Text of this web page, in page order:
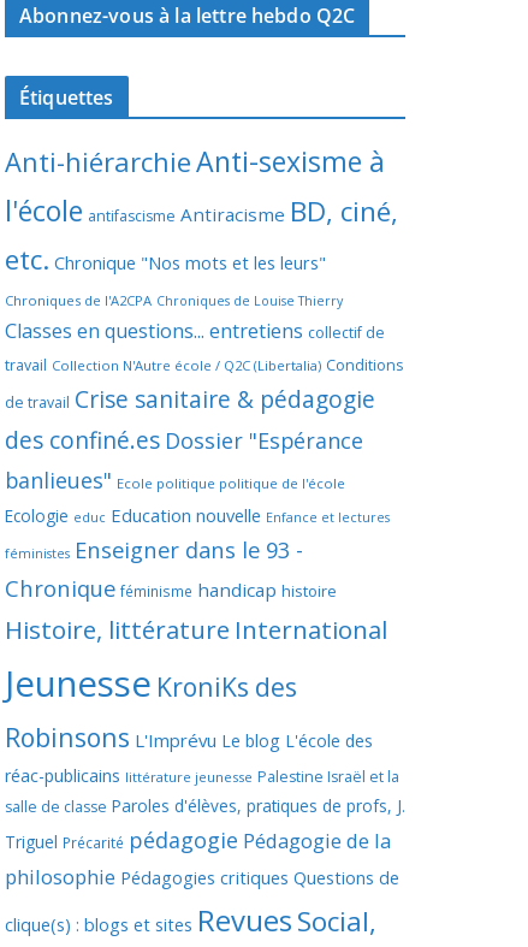
Abonnez-vous à la lettre hebdo Q2C
Étiquettes
Anti-hiérarchieAnti-sexisme à
l'école antifascisme Antiracisme BD, ciné,
etc. Chronique "Nos mots et les leurs"
Chroniques de l'A2CPA Chroniques de Louise Thierry
Classes en questions... entretiens collectif de
travail Collection N'Autre école / Q2C (Libertalia) Conditions
de travail Crise sanitaire & pédagogie
des confiné.es Dossier "Espérance
banlieues" Ecole politique politique de l'école
Ecologie educ Education nouvelle Enfance et lectures
féministes Enseigner dans le 93 -
Chronique féminisme handicap histoire
Histoire, littérature International
Jeunesse KroniKs des
Robinsons L'Imprévu Le blog L'école des
réac-publicains littérature jeunesse Palestine Israël et la
salle de classe Paroles d'élèves, pratiques de profs, J.
Triguel Précarité pédagogie Pédagogie de la
philosophie Pédagogies critiques Questions de
clique(s) : blogs et sites RevuesSocial,